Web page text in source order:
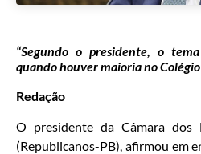
“Segundo o presidente, o
quando houver maioria no Colégio
Redação
O presidente da Câmara dos
(Republicanos-PB), afirmou em